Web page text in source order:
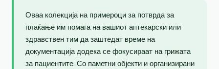
Оваа колекција на примероци за потврда за
плаќање им помага на вашиот аптекарски или
здравствен тим да заштедат време на
документација додека се фокусираат на грижата
за пациентите. Со паметни објекти и организирани